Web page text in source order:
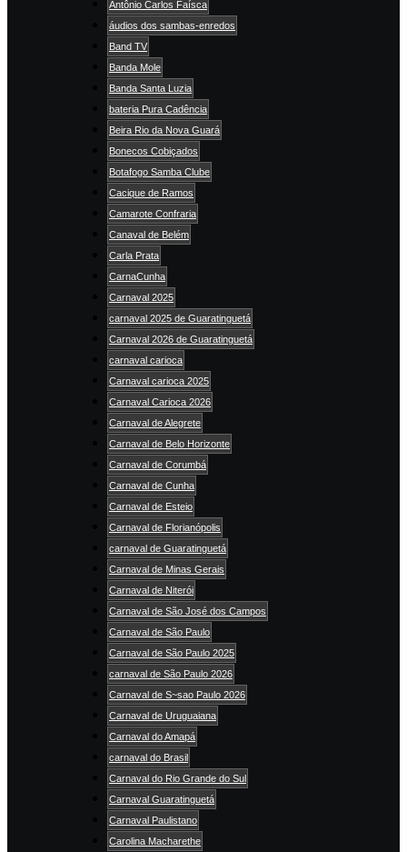
Antônio Carlos Faísca
áudios dos sambas-enredos
Band TV
Banda Mole
Banda Santa Luzia
bateria Pura Cadência
Beira Rio da Nova Guará
Bonecos Cobiçados
Botafogo Samba Clube
Cacique de Ramos
Camarote Confraria
Canaval de Belém
Carla Prata
CarnaCunha
Carnaval 2025
carnaval 2025 de Guaratinguetá
Carnaval 2026 de Guaratinguetá
carnaval carioca
Carnaval carioca 2025
Carnaval Carioca 2026
Carnaval de Alegrete
Carnaval de Belo Horizonte
Carnaval de Corumbá
Carnaval de Cunha
Carnaval de Esteio
Carnaval de Florianópolis
carnaval de Guaratinguetá
Carnaval de Minas Gerais
Carnaval de Niterói
Carnaval de São José dos Campos
Carnaval de São Paulo
Carnaval de São Paulo 2025
carnaval de São Paulo 2026
Carnaval de S~sao Paulo 2026
Carnaval de Uruguaiana
Carnaval do Amapá
carnaval do Brasil
Carnaval do Rio Grande do Sul
Carnaval Guaratinguetá
Carnaval Paulistano
Carolina Macharethe